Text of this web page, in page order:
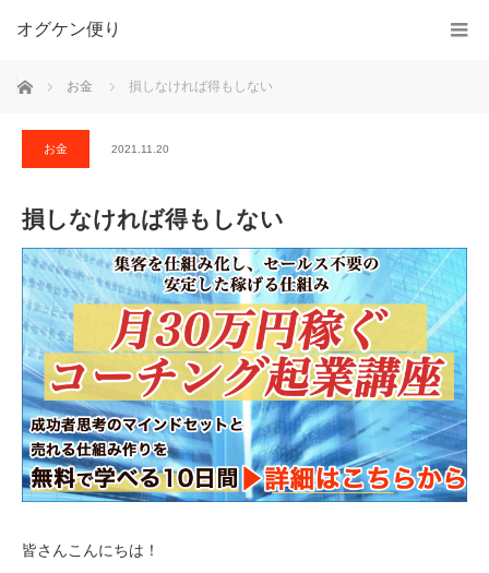
オグケン便り
ホーム お金 損しなければ得もしない
お金 2021.11.20
損しなければ得もしない
皆さんこんにちは！